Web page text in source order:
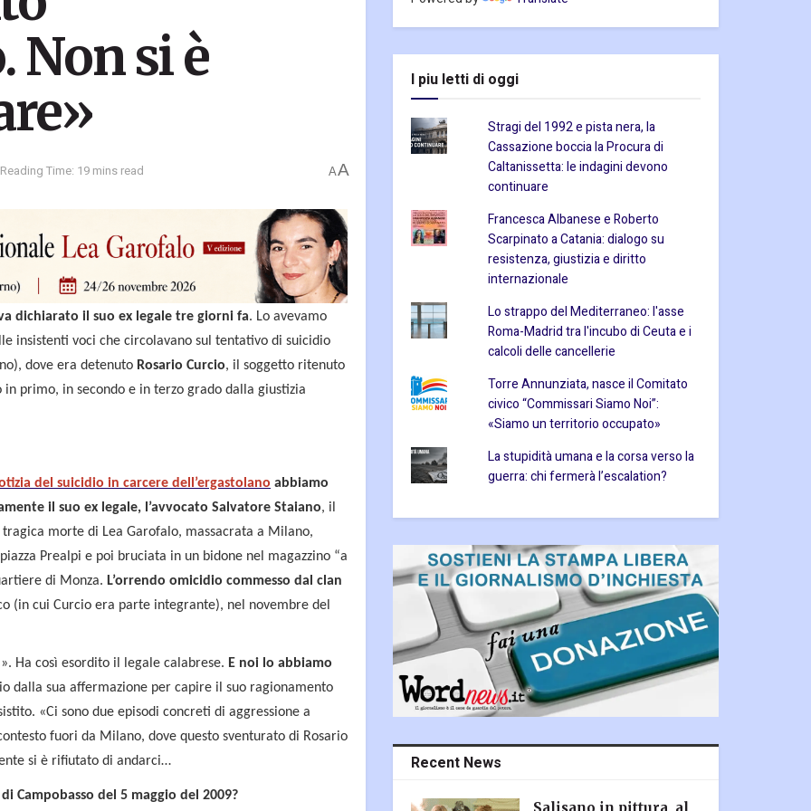
Non si è
Reading Time: 19 mins read AA
dichiarato il suo ex legale tre giorni fa. Lo avevamo
insistenti voci che circolavano sul tentativo di suicidio
dove era detenuto Rosario Curcio, il soggetto ritenuto
in primo, in secondo e in terzo grado dalla giustizia
del suicidio in carcere dell’ergastolano abbiamo
il suo ex legale, l’avvocato Salvatore Staiano, il
morte di Lea Garofalo, massacrata a Milano,
Prealpi e poi bruciata in un bidone nel magazzino “a
di Monza. L’orrendo omicidio commesso dal clan
(in cui Curcio era parte integrante), nel novembre del
Ha così esordito il legale calabrese. E noi lo abbiamo
dalla sua affermazione per capire il suo ragionamento
«Ci sono due episodi concreti di aggressione a
fuori da Milano, dove questo sventurato di Rosario
si è rifiutato di andarci…
Campobasso del 5 maggio del 2009?
I piu letti di oggi
Stragi del 1992 e pista nera, la
Cassazione boccia la Procura di
Caltanissetta: le indagini devono
continuare
Francesca Albanese e Roberto
Scarpinato a Catania: dialogo su
resistenza, giustizia e diritto
internazionale
Lo strappo del Mediterraneo: l'asse
Roma-Madrid tra l'incubo di Ceuta e i
calcoli delle cancellerie
Torre Annunziata, nasce il Comitato
civico “Commissari Siamo Noi”:
«Siamo un territorio occupato»
La stupidità umana e la corsa verso la
guerra: chi fermerà l’escalation?
Recent News
Salisano in pittura, al